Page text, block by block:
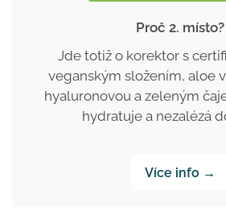
Proč 2. místo?
Jde totiž o korektor s
veganským složením, aloe
hyaluronovou a zeleným
hydratuje a nezalézá
Více info →